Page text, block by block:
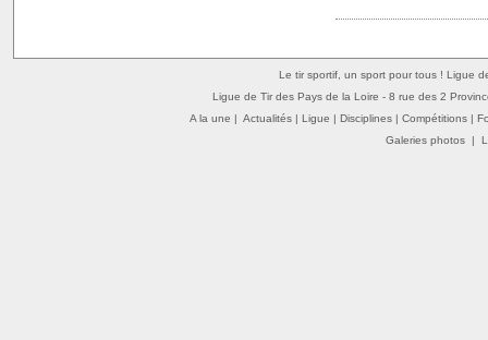
Le tir sportif, un sport pour tous ! Ligue
Ligue de Tir des Pays de la Loire - 8 rue des 2
A la une | Actualités | Ligue | Disciplines | Compétitions |
Galeries photos|